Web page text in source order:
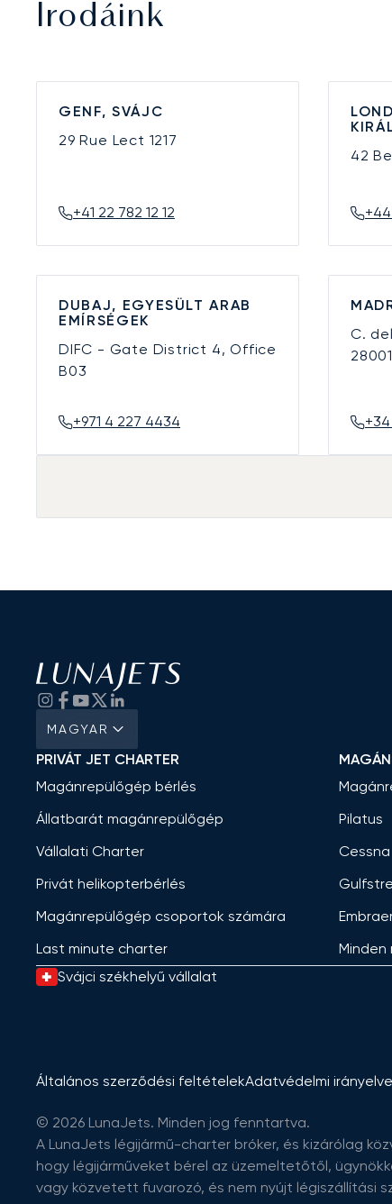
Irodáink
GENF, SVÁJC
29 Rue Lect 1217
+41 22 782 12 12
42
DUBAJ, EGYESÜLT ARAB
EMÍRSÉGEK
DIFC - Gate District 4, Office
B03
+971 4 227 4434
C.
28001
+34
MAGYAR
PRIVÁT JET CHARTER
Magánrepülőgép bérlés
Állatbarát magánrepülőgép
Vállalati Charter
Privát helikopterbérlés
Magánrepülőgép csoportok számára
Last minute charter
Pilatus
Cessna
Svájci székhelyű vállalat
Általános szerződési feltételekAdatvédelmi
© 2026 LunaJets. Minden jog fenntartva.
A LunaJets légijármű-charter bróker, és kizárólag
hogy légijárműveket bérel az üzemeltetőtől,
vagy közvetett fuvarozó, és nem nyújt légiszállítási